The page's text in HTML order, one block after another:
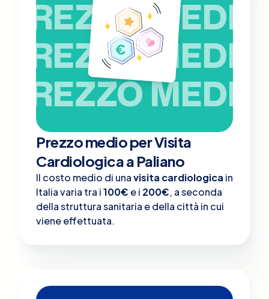
PREZZO MEDIO
PREZZO MEDIO
PREZZO MEDIO
Prezzo medio per Visita
Cardiologica a Paliano
Il costo medio di unavisita cardiologica in
Italia varia tra i100€ e i 200€, a seconda
della struttura sanitaria e della città in cui
viene effettuata.